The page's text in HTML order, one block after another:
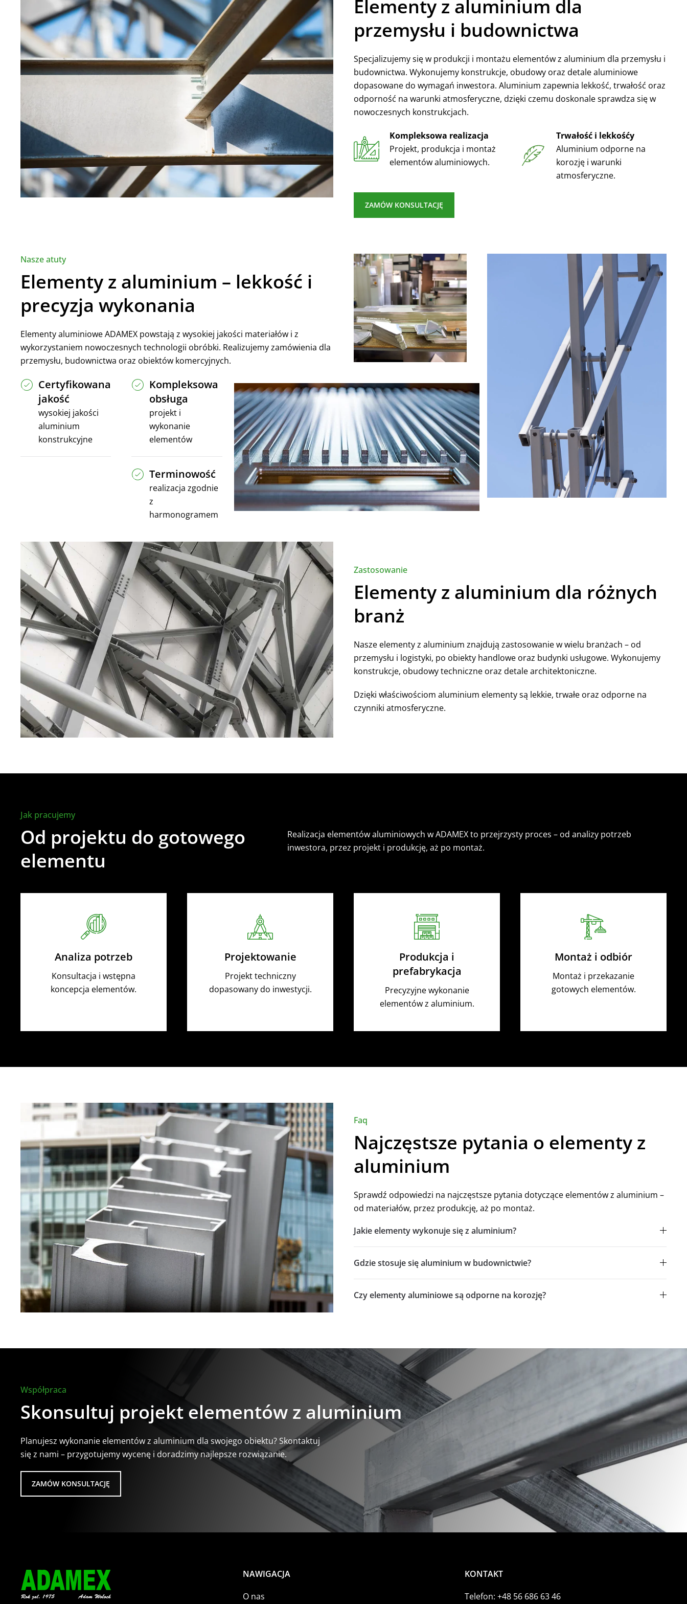
Elementy z aluminium dla
przemysłu i budownictwa
Specjalizujemy się w produkcji i montażu elementów z aluminium dla przemysłu i
budownictwa. Wykonujemy konstrukcje, obudowy oraz detale aluminiowe
dopasowane do wymagań inwestora. Aluminium zapewnia lekkość, trwałość oraz
odporność na warunki atmosferyczne, dzięki czemu doskonale sprawdza się w
nowoczesnych konstrukcjach.
Kompleksowa realizacja
Projekt, produkcja i montaż
elementów aluminiowych.
Trwałość i lekkośćy
Aluminium odporne na
korozję i warunki
atmosferyczne.
ZAMÓW KONSULTACJĘ
Nasze atuty
Elementy z aluminium – lekkość i
precyzja wykonania
Elementy aluminiowe ADAMEX powstają z wysokiej jakości materiałów i z
wykorzystaniem nowoczesnych technologii obróbki. Realizujemy zamówienia dla
przemysłu, budownictwa oraz obiektów komercyjnych.
Certyfikowana
jakość
wysokiej jakości
aluminium
konstrukcyjne
Kompleksowa
obsługa
projekt i
wykonanie
elementów
Terminowość
realizacja zgodnie
z
harmonogramem
Zastosowanie
Elementy z aluminium dla różnych
branż
Nasze elementy z aluminium znajdują zastosowanie w wielu branżach – od
przemysłu i logistyki, po obiekty handlowe oraz budynki usługowe. Wykonujemy
konstrukcje, obudowy techniczne oraz detale architektoniczne.
Dzięki właściwościom aluminium elementy są lekkie, trwałe oraz odporne na
czynniki atmosferyczne.
Jak pracujemy
Od projektu do gotowego
elementu
Realizacja elementów aluminiowych w ADAMEX to przejrzysty proces – od analizy potrzeb
inwestora, przez projekt i produkcję, aż po montaż.
Analiza potrzeb
Konsultacja i wstępna
koncepcja elementów.
Projektowanie
Projekt techniczny
dopasowany do inwestycji.
Produkcja i
prefabrykacja
Precyzyjne wykonanie
elementów z aluminium.
Montaż i odbiór
Montaż i przekazanie
gotowych elementów.
Faq
Najczęstsze pytania o elementy z
aluminium
Sprawdź odpowiedzi na najczęstsze pytania dotyczące elementów z aluminium –
od materiałów, przez produkcję, aż po montaż.
Jakie elementy wykonuje się z aluminium?
Gdzie stosuje się aluminium w budownictwie?
Czy elementy aluminiowe są odporne na korozję?
Współpraca
Skonsultuj projekt elementów z aluminium
Planujesz wykonanie elementów z aluminium dla swojego obiektu? Skontaktuj
się z nami – przygotujemy wycenę i doradzimy najlepsze rozwiązanie.
ZAMÓW KONSULTACJĘ
NAWIGACJA
O nas
KONTAKT
Telefon:+48 56 686 63 46